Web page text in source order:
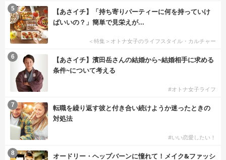
【あさイチ】「持ち寄りパーティーに何を持っていけ
ばいいの？」簡単で見栄えが...
＜特集＞オトナ女子のライフスタイル・カルチャー
5
【あさイチ】濱田岳さんの結婚から~結婚相手に求める
条件~について考える
#オトナ女子ライフ
6
転職を繰り返す彼と付き合い続けようか迷ったときの
対処法
#いい恋愛したい！
7
オードリー・ヘップバーンに憧れて！メイク&ファッシ
8